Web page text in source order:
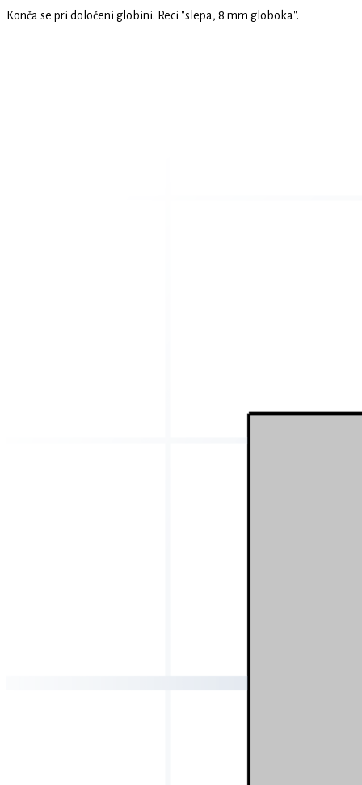
Konča se pri določeni globini. Reci "slepa, 8 mm globoka".